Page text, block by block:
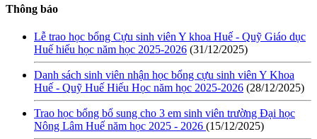
Thông báo
Lễ trao học bổng Cựu sinh viên Y khoa Huế - Quỹ Giáo dục
Huế hiếu học năm học 2025-2026 (31/12/2025)
Danh sách sinh viên nhận học bổng cựu sinh viên Y Khoa
Huế - Quỹ Huế Hiếu Học năm học 2025-2026 (28/12/2025)
Trao học bổng bổ sung cho 3 em sinh viên trường Đại học
Nông Lâm Huế năm học 2025 - 2026 (15/12/2025)